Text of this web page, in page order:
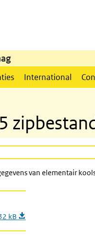
International
van elementair
kB